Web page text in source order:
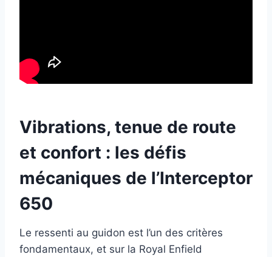
Vibrations, tenue de route
et confort : les défis
mécaniques de l’Interceptor
650
Le ressenti au guidon est l’un des critères
fondamentaux, et sur la Royal Enfield